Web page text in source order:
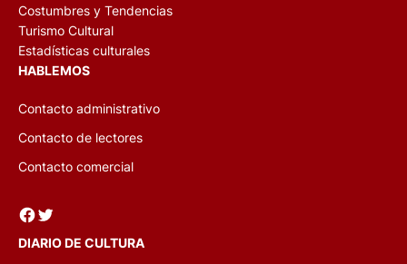
Costumbres y Tendencias
Turismo Cultural
Estadísticas culturales
HABLEMOS
Contacto administrativo
Contacto de lectores
Contacto comercial
Facebook Twitter
DIARIO DE CULTURA